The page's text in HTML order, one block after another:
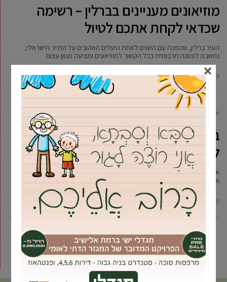
מוזיאונים מעניינים בברלין – רשימה
שכדאי לקחת אתכם לטיול
העיר ברלין, שהפכה עם השנים לאחת היעדים האהובים על התייר הישראלי,
נחשבת לפסגה תרבותית בכל הקשור למוזיאונים ומציעה מגוון עצום
קרא עוד ←
אביעד ברטוב
ביס תיירותי מהתפוח הגדול: טיפים
למטיילים בניו יורק
אז היכן נמצאים השווקים הכי שווים בניו יורק? ואיפה השופינג יהיה הכי שווה
ומסנוור? כל התשובות עבור מי שמתכנן טיול
קרא עוד ←
1
2
×